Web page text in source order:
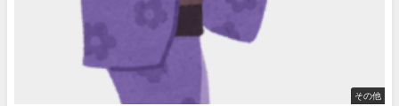
その他